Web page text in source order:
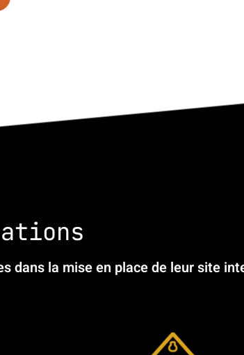
dans la mise en place de leur site